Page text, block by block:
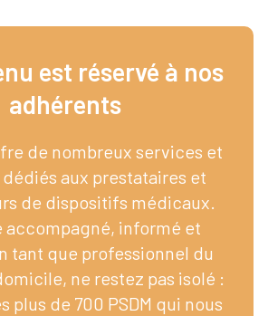
est réservé à nos
adhérents​
de nombreux services et
aux prestataires et
de dispositifs médicaux.
accompagné, informé et
tant que professionnel du
ne restez pas isolé :
plus de 700 PSDM qui nous